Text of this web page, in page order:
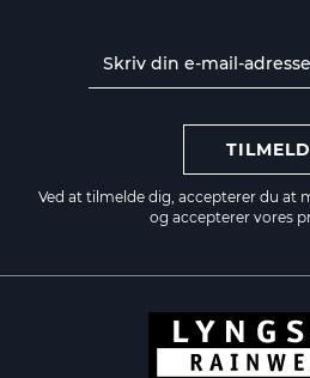
TILMELD
Ved at tilmelde dig, accepterer du at
og accepterer vores